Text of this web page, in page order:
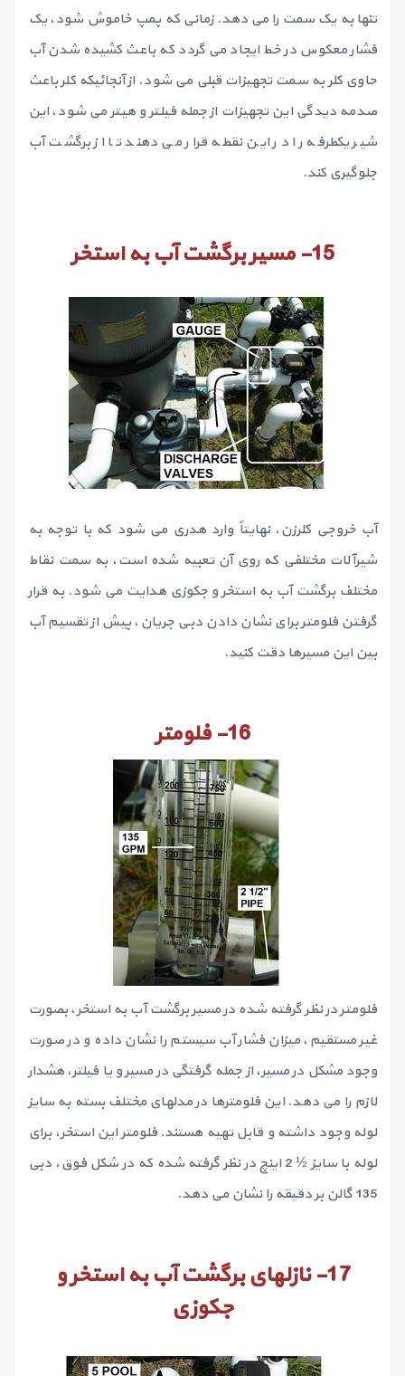
تنها به یک سمت را می دهد. زمانی که پمپ خاموش شود، یک
فشار معکوس در خط ایجاد می گردد که باعث کشیده شدن آب
حاوی کلر به سمت تجهیزات قبلی می شود. از آنجائیکه کلر باعث
صدمه دیدگی این تجهیزات از جمله فیلتر و هیتر می شود، این
شیر یکطرفه را در این نقطه قرار می دهند تا از برگشت آب
جلوگیری کند.
15- مسیر برگشت آب به استخر
آب خروجی کلرزن، نهایتاً وارد هدری می شود که با توجه به
شیرآلات مختلفی که روی آن تعبیه شده است، به سمت نقاط
مختلف برگشت آب به استخر و جکوزی هدایت می شود. به قرار
گرفتن فلومتر برای نشان دادن دبی جریان، پیش از تقسیم آب
بین این مسیرها دقت کنید.
16- فلومتر
فلومتر در نظر گرفته شده در مسیر برگشت آب به استخر، بصورت
غیر مستقیم، میزان فشار آب سیستم را نشان داده و در صورت
وجود مشکل در مسیر، از جمله گرفتگی در مسیر و یا فیلتر، هشدار
لازم را می دهد. این فلومترها در مدلهای مختلف بسته به سایز
لوله وجود داشته و قابل تهیه هستند. فلومتر این استخر، برای
لوله با سایز ½ 2 اینچ در نظر گرفته شده که در شکل فوق، دبی
135 گالن بر دقیقه را نشان می دهد.
17- نازلهای برگشت آب به استخر و
جکوزی